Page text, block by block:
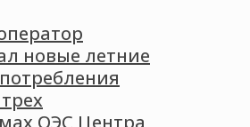
новые летние
ОЭС Центра